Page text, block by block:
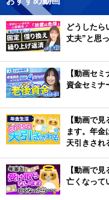
どうしたら
丈夫”と思
【動画セ
資金セミナ
【動画で
ます。年金
天引きされ
【動画で
亡くなって